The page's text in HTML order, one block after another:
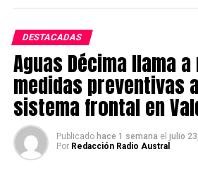
gradual de recursos humanos y
de manera oportuna ante una
Desde el organismo explicaron que
permite fortalecer la coordinación
servicios públicos, con el propósito
agravamiento de la situación y
impactos sobre la población, la
entorno.
DESTACADAS
Aguas Décima llama
medidas preventivas
sistema frontal en
Publicado hace 1 semana el julio
Por Redacción Radio Austral